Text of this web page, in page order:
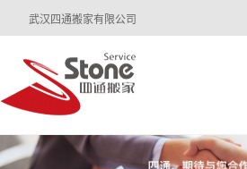
武汉四通搬家有限公司